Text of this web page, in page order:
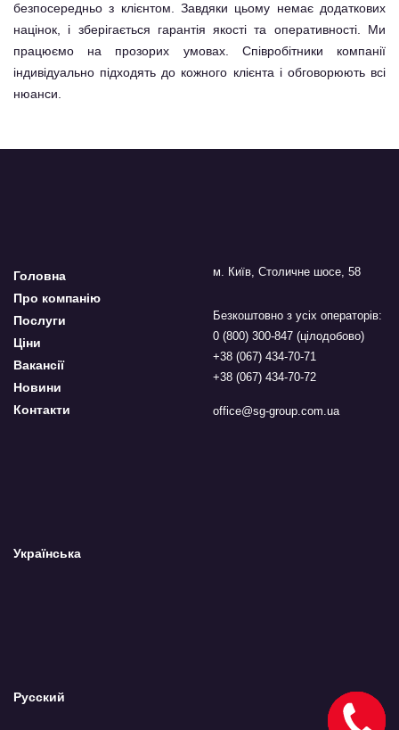
безпосередньо з клієнтом. Завдяки цьому немає додаткових
націнок, і зберігається гарантія якості та оперативності. Ми
працюємо на прозорих умовах. Співробітники компанії
індивідуально підходять до кожного клієнта і обговорюють всі
нюанси.
Головна
Про компанію
Послуги
Ціни
Вакансії
Новини
Контакти
Українська
Русский
м. Київ, Столичне шосе, 58
Безкоштовно з усіх операторів:
0 (800) 300-847 (цілодобово)
+38 (067) 434-70-71
+38 (067) 434-70-72
office@sg-group.com.ua
Замовити
дзвінок